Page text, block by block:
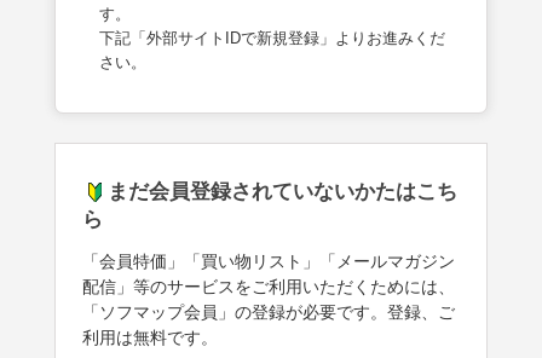
す。
下記「外部サイトIDで新規登録」よりお進みくだ
さい。
まだ会員登録されていないかたはこち
ら
「会員特価」「買い物リスト」「メールマガジン
配信」等のサービスをご利用いただくためには、
「ソフマップ会員」の登録が必要です。登録、ご
利用は無料です。